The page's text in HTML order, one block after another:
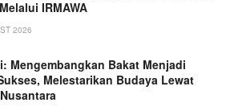
IRMAWA
2026
Mengembangkan Bakat Menjadi
Melestarikan Budaya Lewat